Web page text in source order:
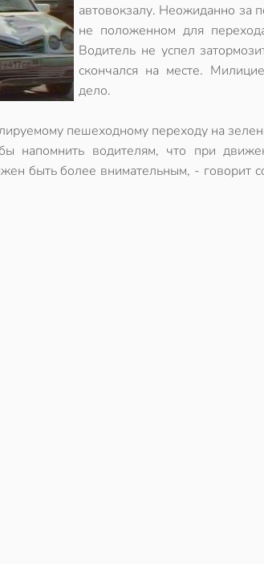
автовокзалу. Неожиданно за
не положенном для
Водитель не успел
скончался на месте.
дело.
пешеходному переходу на
напомнить водителям, что при
быть более внимательным, - говорит